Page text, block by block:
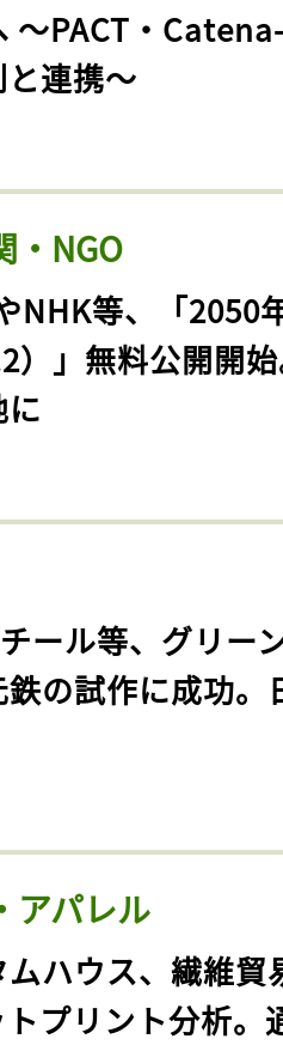
〜PACT・
連携〜
・NGO
NHK等、「2050
）」無料公開開
チール等、グリー
の試作に成功。
アパレル
ムハウス、繊維貿
プリント分析。